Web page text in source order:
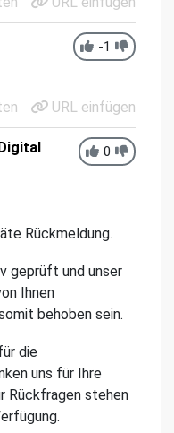
-1
URL einfügen
0
Rückmeldung.
geprüft und unser
Ihnen
behoben sein.
die
uns für Ihre
Rückfragen stehen